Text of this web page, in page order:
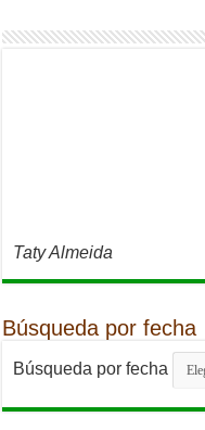
Taty Almeida
Búsqueda por fecha
Búsqueda por fecha